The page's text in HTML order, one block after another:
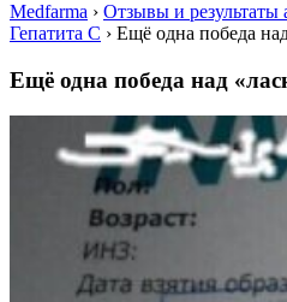
Medfarma › Отзывы и результаты
Гепатита С › Ещё одна победа
Ещё одна победа над